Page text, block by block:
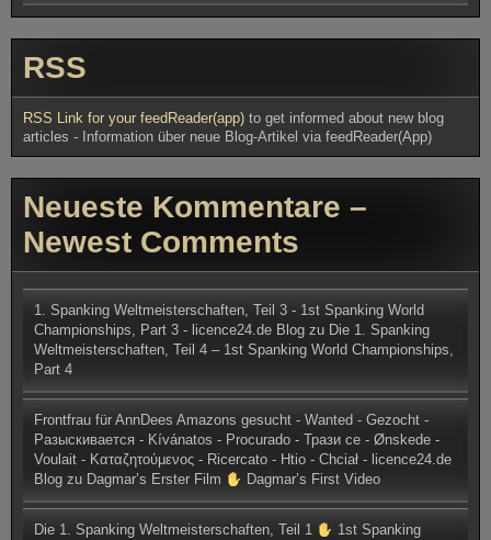
RSS
RSS Link for your feedReader(app) to get informed about new blog
articles - Information über neue Blog-Artikel via feedReader(App)
Neueste Kommentare –
Newest Comments
1. Spanking Weltmeisterschaften, Teil 3 - 1st Spanking World
Championships, Part 3 - licence24.de Blog zu Die 1. Spanking
Weltmeisterschaften, Teil 4 – 1st Spanking World Championships,
Part 4
Frontfrau für AnnDees Amazons gesucht - Wanted - Gezocht -
Разыскивается - Kívánatos - Procurado - Трази се - Ønskede -
Voulait - Καταζητούμενος - Ricercato - Htio - Chciał - licence24.de
Blog zu Dagmar’s Erster Film Dagmar’s First Video
Die 1. Spanking Weltmeisterschaften, Teil 1
1st Spanking